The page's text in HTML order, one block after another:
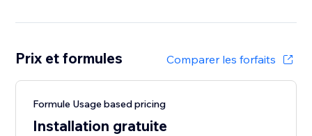
Prix et formules Comparer les forfaits
Formule Usage based pricing
Installation gratuite